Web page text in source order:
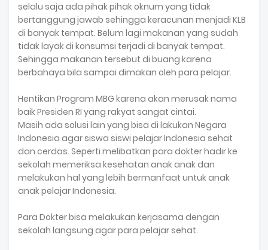
selalu saja ada pihak pihak oknum yang tidak
bertanggung jawab sehingga keracunan menjadi KLB
di banyak tempat. Belum lagi makanan yang sudah
tidak layak di konsumsi terjadi di banyak tempat.
Sehingga makanan tersebut di buang karena
berbahaya bila sampai dimakan oleh para pelajar.
Hentikan Program MBG karena akan merusak nama
baik Presiden RI yang rakyat sangat cintai.
Masih ada solusi lain yang bisa di lakukan Negara
Indonesia agar siswa siswi pelajar Indonesia sehat
dan cerdas. Seperti melibatkan para dokter hadir ke
sekolah memeriksa kesehatan anak anak dan
melakukan hal yang lebih bermanfaat untuk anak
anak pelajar Indonesia.
Para Dokter bisa melakukan kerjasama dengan
sekolah langsung agar para pelajar sehat.